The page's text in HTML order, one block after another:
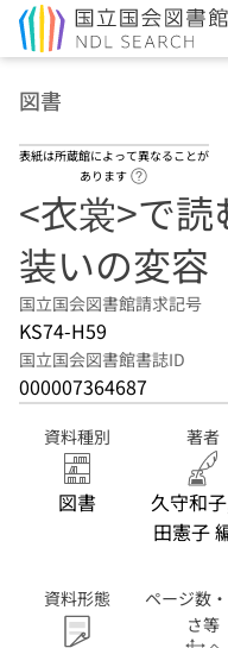
図書
表紙は所蔵館によって異なることが
あります
<衣裳>で
装いの変容
国立国会図書館請求記号
KS74-H59
国立国会図書館書誌ID
000007364687
資料種別
図書
著者
久守和
田憲子
資料形態
ページ数
さ等